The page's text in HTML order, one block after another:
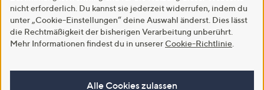
nicht erforderlich. Du kannst sie jederzeit widerrufen, indem du
unter „Cookie-Einstellungen“ deine Auswahl änderst. Dies lässt
die Rechtmäßigkeit der bisherigen Verarbeitung unberührt.
Mehr Informationen findest du in unserer Cookie-Richtlinie
Alle Cookies zulassen